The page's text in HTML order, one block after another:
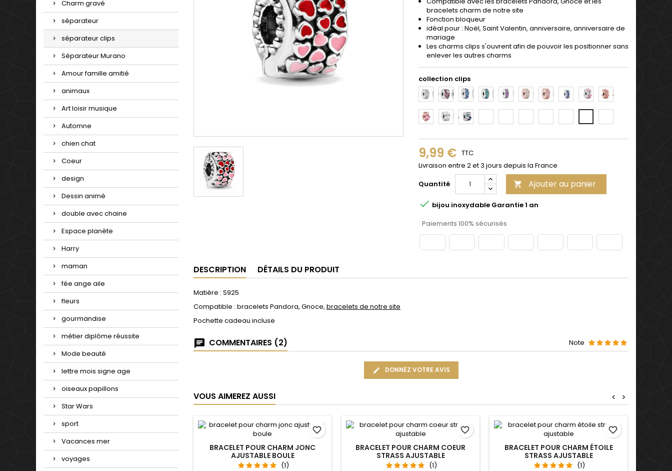
Charm gravé
séparateur
séparateur clips
Séparateur Murano
Amour famille amitié
animaux
Art loisir musique
Automne
chien chat
Coeur
design
Dessin animé
double avec chaine
Espace planète
Harry
maman
fée ange aile
fleurs
gourmandise
métier diplôme réussite
Mode beauté
lettre mois signe age
oiseaux papillons
Star Wars
sport
Vacances mer
voyages
bracelets charm de notre site
Fonction bloqueur
idéal pour : Noël, Saint Valentin, anniversaire, anniversaire de
mariage
Les charms clips s'ouvrent afin de pouvoir les positionner sans
enlever les autres charms
collection clips
2 3 4 5 6 7 10
11 12 13
9,99 € TTC
Livraison entre 2 et 3 jours depuis la France
Quantité
 Ajouter au panier
 bijou inoxydable Garantie 1 an
Paiements 100% sécurisés
DESCRIPTION DÉTAILS DU PRODUIT
Matière : S925
Compatible : bracelets Pandora, Gnoce, bracelets de notre site
Pochette cadeau incluse
COMMENTAIRES (2) Note
DONNEZ VOTRE AVIS
VOUS AIMEREZ AUSSI >
<
BRACELET POUR CHARM JONC
AJUSTABLE BOULE
(1)
favorite_border
BRACELET POUR CHARM COEUR
STRASS AJUSTABLE
(1)
favorite_border
BRACELET POUR CHARM ÉTOILE
STRASS AJUSTABLE
(1)
favorite_border